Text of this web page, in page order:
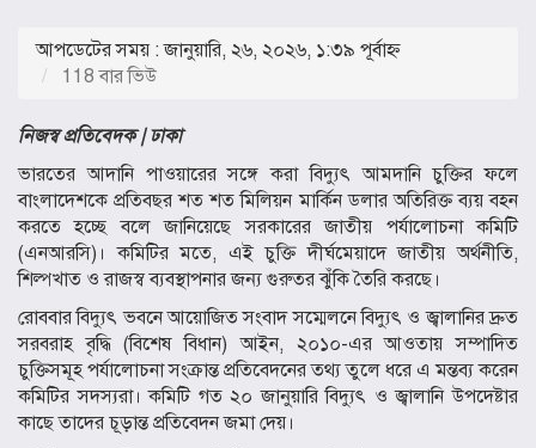
আপডেটের সময় : জানুয়ারি, ২৬, ২০২৬, ১:৩৯ পূর্বাহ্ণ
118 বার ভিউ
নিজস্ব প্রতিবেদক | ঢাকা
ভারতের আদানি পাওয়ারের সঙ্গে করা বিদ্যুৎ আমদানি চুক্তির ফলে
বাংলাদেশকে প্রতিবছর শত শত মিলিয়ন মার্কিন ডলার অতিরিক্ত ব্যয় বহন
করতে হচ্ছে বলে জানিয়েছে সরকারের জাতীয় পর্যালোচনা কমিটি
(এনআরসি)। কমিটির মতে, এই চুক্তি দীর্ঘমেয়াদে জাতীয় অর্থনীতি,
শিল্পখাত ও রাজস্ব ব্যবস্থাপনার জন্য গুরুতর ঝুঁকি তৈরি করছে।
রোববার বিদ্যুৎ ভবনে আয়োজিত সংবাদ সম্মেলনে বিদ্যুৎ ও জ্বালানির দ্রুত
সরবরাহ বৃদ্ধি (বিশেষ বিধান) আইন, ২০১০-এর আওতায় সম্পাদিত
চুক্তিসমূহ পর্যালোচনা সংক্রান্ত প্রতিবেদনের তথ্য তুলে ধরে এ মন্তব্য করেন
কমিটির সদস্যরা। কমিটি গত ২০ জানুয়ারি বিদ্যুৎ ও জ্বালানি উপদেষ্টার
কাছে তাদের চূড়ান্ত প্রতিবেদন জমা দেয়।